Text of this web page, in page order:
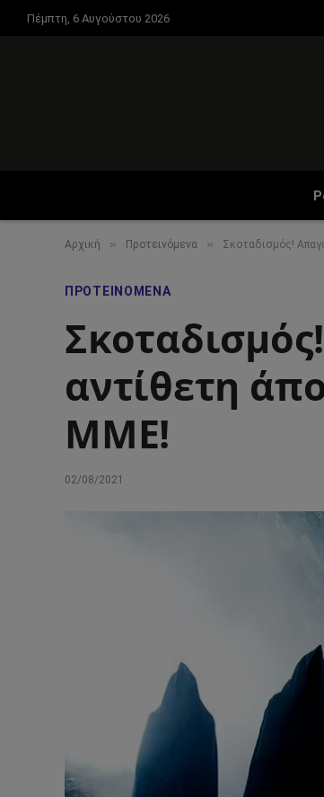
Πέμπτη, 6 Αυγούστου 2026
Αρχική » Προτεινόμενα » Σκοταδισμός!
ΠΡΟΤΕΙΝΌΜΕΝΑ
αντίθετη
ΜΜΕ!
02/08/2021